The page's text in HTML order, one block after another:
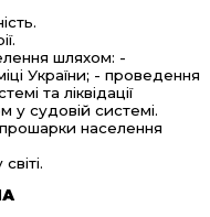
шляхом: -
України; - проведення
та ліквідації
у судовій системі.
населення